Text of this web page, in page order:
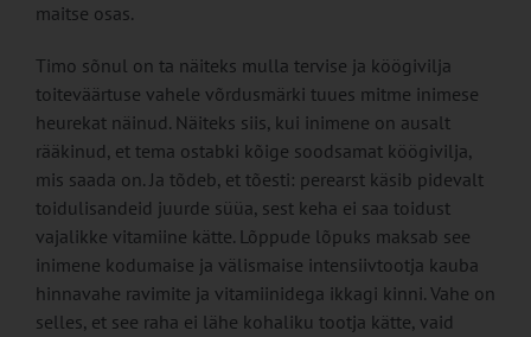
maitse osas.
Timo sõnul on ta näiteks mulla tervise ja köögivilja
toiteväärtuse vahele võrdusmärki tuues mitme inimese
heurekat näinud. Näiteks siis, kui inimene on ausalt
rääkinud, et tema ostabki kõige soodsamat köögivilja,
mis saada on. Ja tõdeb, et tõesti: perearst käsib pidevalt
toidulisandeid juurde süüa, sest keha ei saa toidust
vajalikke vitamiine kätte. Lõppude lõpuks maksab see
inimene kodumaise ja välismaise intensiivtootja kauba
hinnavahe ravimite ja vitamiinidega ikkagi kinni. Vahe on
selles, et see raha ei lähe kohaliku tootja kätte, vaid